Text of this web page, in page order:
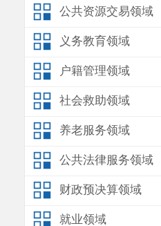
公共资源交易领域
义务教育领域
户籍管理领域
社会救助领域
养老服务领域
公共法律服务领域
财政预决算领域
就业领域